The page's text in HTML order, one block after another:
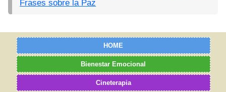
Frases sobre la Paz
HOME
Bienestar Emocional
Cineterapia